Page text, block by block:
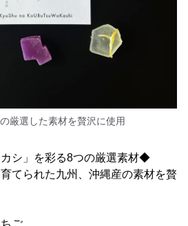
厳選した素材を贅沢に使用
シ」を彩る8つの厳選素材◆
てられた九州、沖縄産の素材を贅
ご